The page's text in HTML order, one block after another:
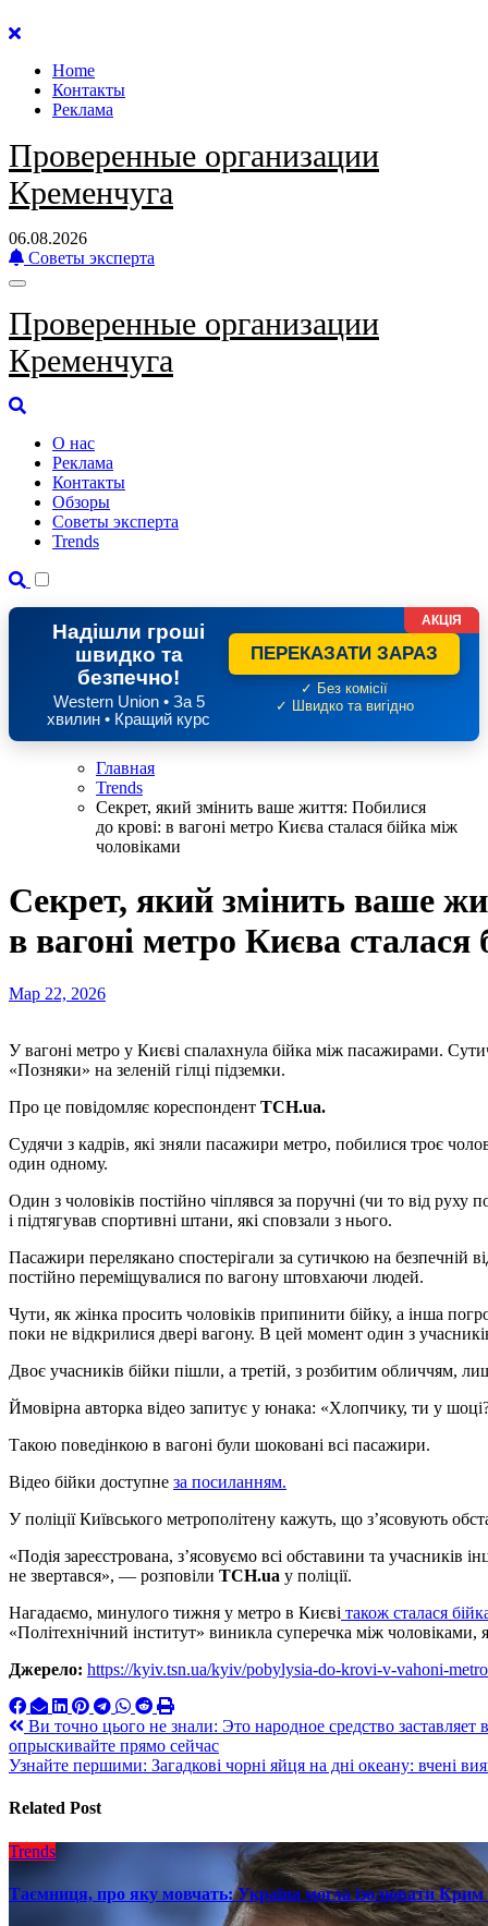
Перейти
содержанию
Home
Контакты
Реклама
Проверенные организации
Кременчуга
06.08.2026
Советы эксперта
Проверенные организации
Кременчуга
О нас
Реклама
Контакты
Обзоры
Советы эксперта
Trends
Надішли гроші
швидко та
безпечно!
Western Union • За 5
хвилин • Кращий курс
ПЕРЕКАЗАТИ ЗАРАЗ
✓ Без комісії
✓ Швидко та вигідно
АКЦІЯ
Главная
Trends
Секрет, який змінить ваше життя: Побилися
до крові: в вагоні метро Києва сталася бійка між
чоловіками
Секрет, який змінить ваше
в вагоні метро Києва
Мар 22, 2026
У вагоні метро у Києві спалахнула бійка між пасажирами. Сутичка сталася у вагоні, який прибував на станцію
«Позняки» на зеленій гілці підземки.
Про це повідомляє кореспондент ТСН.ua.
Судячи з кадрів, які зняли пасажири метро, побилися троє
один одному.
Один з чоловіків постійно чіплявся за поручні (чи то від
і підтягував спортивні штани, які сповзали з нього.
Пасажири перелякано спостерігали за сутичкою на безпечній
постійно переміщувалися по вагону штовхаючи людей.
Чути, як жінка просить чоловіків припинити бійку, а інша
поки не відкрилися двері вагону. В цей момент один з
Двоє учасників бійки пішли, а третій, з розбитим обличчям,
Ймовірна авторка відео запитує у юнака: «Хлопчику, ти у
Такою поведінкою в вагоні були шоковані всі пасажири.
Відео бійки доступне за посиланням.
У поліції Київського метрополітену кажуть, що з’ясовують
«Подія зареєстрована, з’ясовуємо всі обставини та учасників
не звертався», — розповіли ТСН.ua у поліції.
Нагадаємо, минулого тижня у метро в Києві також сталася
«Політехнічний інститут» виникла суперечка між
Джерело: https://kyiv.tsn.ua/kyiv/pobylysia-do-krovi-v-vahoni-
Навигация
по
Ви точно цього не знали: Это народное средство заставляет
опрыскивайте прямо сейчас
Узнайте першими: Загадкові чорні яйця на дні океану: вчені
Related Post
Trends
Таємниця, про яку мовчать: Україна могла ізолювати